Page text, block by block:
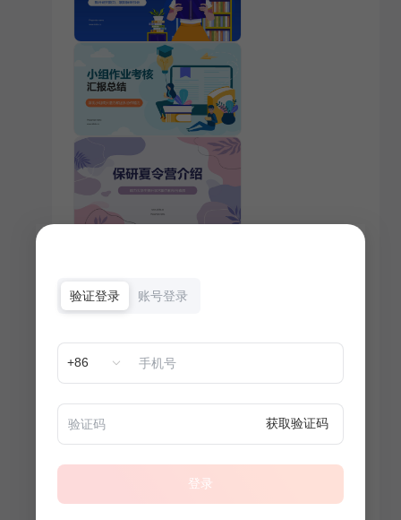
验证登录 账号登录
+86
获取验证码
登录